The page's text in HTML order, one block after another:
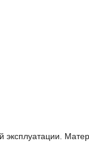
эксплуатации.